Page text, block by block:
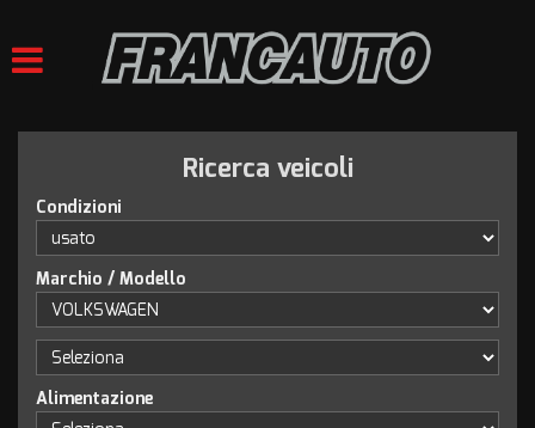
VALUTAZIONE USATO
ASSISTENZA
CONTATTI
Ricerca veicoli
Condizioni
Marchio / Modello
Alimentazione